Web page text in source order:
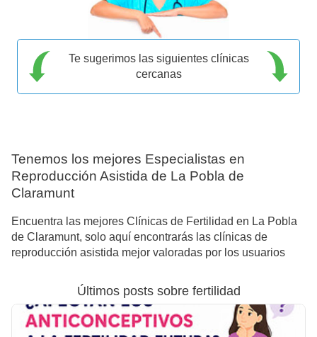
Te sugerimos las siguientes clínicas
cercanas
Tenemos los mejores Especialistas en
Reproducción Asistida de La Pobla de
Claramunt
Encuentra las mejores Clínicas de Fertilidad en La Pobla
de Claramunt, solo aquí encontrarás las clínicas de
reproducción asistida mejor valoradas por los usuarios
Últimos posts sobre fertilidad